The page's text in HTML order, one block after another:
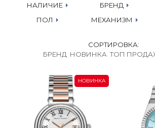
НАЛИЧИЕ БРЕНД
ПОЛ
МЕХАНИЗМ
СОРТИРОВКА:
БРЕНД НОВИНКА ТОП
НОВИНКА